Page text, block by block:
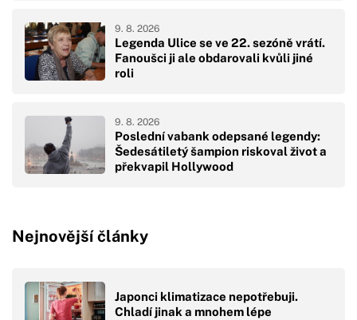
Legenda Ulice se ve 22. sezóně vrátí.
Fanoušci ji ale obdarovali kvůli jiné
roli
9. 8. 2026
Poslední vabank odepsané legendy:
Šedesátiletý šampion riskoval život a
překvapil Hollywood
9. 8. 2026
Nejnovější články
Japonci klimatizace nepotřebuji.
Chladí jinak a mnohem lépe